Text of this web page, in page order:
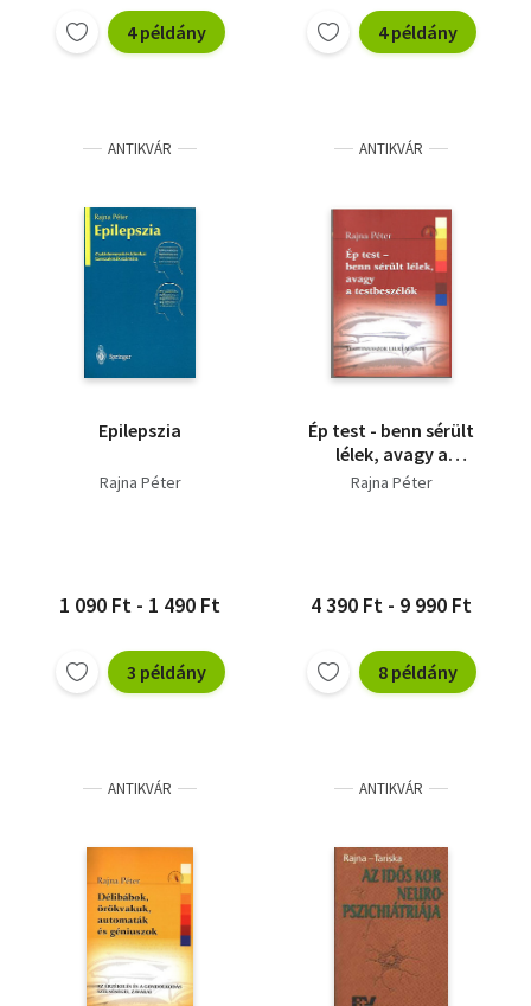
4 példány 4 példány
ANTIKVÁR
Epilepszia
Rajna Péter
1 090 Ft - 1 490 Ft
3 példány
ANTIKVÁR
Ép test - benn sérült
lélek, avagy a
testbeszélők
Rajna Péter
4 390 Ft - 9 990 Ft
8 példány
ANTIKVÁR ANTIKVÁR